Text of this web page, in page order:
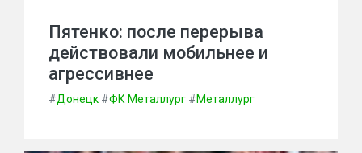
Пятенко: после перерыва
действовали мобильнее и
агрессивнее
#Донецк #ФК Металлург #Металлург